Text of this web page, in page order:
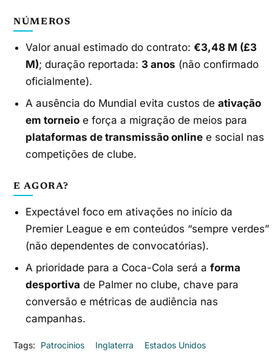
NÚMEROS
Valor anual estimado do contrato:€3,48 M (£3
M); duração reportada: 3 anos (não confirmado
oficialmente).
A ausência do Mundial evita custos deativação
em torneio e força a migração de meios para
plataformas de transmissão online e social nas
competições de clube.
E AGORA?
Expectável foco em ativações no início da
Premier League e em conteúdos “sempre verdes”
(não dependentes de convocatórias).
A prioridade para a Coca-Cola será aforma
desportiva de Palmer no clube, chave para
conversão e métricas de audiência nas
campanhas.
Tags: Patrocinios Inglaterra
Estados Unidos